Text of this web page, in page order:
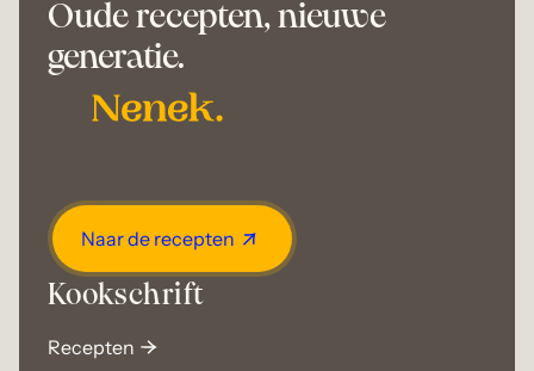
Oude recepten, nieuwe
generatie.
Naar de recepten
Kookschrift
Recepten